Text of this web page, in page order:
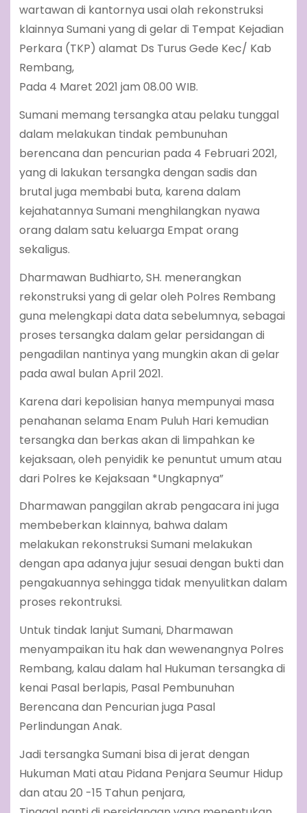
wartawan di kantornya usai olah rekonstruksi
klainnya Sumani yang di gelar di Tempat Kejadian
Perkara (TKP) alamat Ds Turus Gede Kec/ Kab
Rembang,
Pada 4 Maret 2021 jam 08.00 WIB.
Sumani memang tersangka atau pelaku tunggal
dalam melakukan tindak pembunuhan
berencana dan pencurian pada 4 Februari 2021,
yang di lakukan tersangka dengan sadis dan
brutal juga membabi buta, karena dalam
kejahatannya Sumani menghilangkan nyawa
orang dalam satu keluarga Empat orang
sekaligus.
Dharmawan Budhiarto, SH. menerangkan
rekonstruksi yang di gelar oleh Polres Rembang
guna melengkapi data data sebelumnya, sebagai
proses tersangka dalam gelar persidangan di
pengadilan nantinya yang mungkin akan di gelar
pada awal bulan April 2021.
Karena dari kepolisian hanya mempunyai masa
penahanan selama Enam Puluh Hari kemudian
tersangka dan berkas akan di limpahkan ke
kejaksaan, oleh penyidik ke penuntut umum atau
dari Polres ke Kejaksaan *Ungkapnya”
Dharmawan panggilan akrab pengacara ini juga
membeberkan klainnya, bahwa dalam
melakukan rekonstruksi Sumani melakukan
dengan apa adanya jujur sesuai dengan bukti dan
pengakuannya sehingga tidak menyulitkan dalam
proses rekontruksi.
Untuk tindak lanjut Sumani, Dharmawan
menyampaikan itu hak dan wewenangnya Polres
Rembang, kalau dalam hal Hukuman tersangka di
kenai Pasal berlapis, Pasal Pembunuhan
Berencana dan Pencurian juga Pasal
Perlindungan Anak.
Jadi tersangka Sumani bisa di jerat dengan
Hukuman Mati atau Pidana Penjara Seumur Hidup
dan atau 20 -15 Tahun penjara,